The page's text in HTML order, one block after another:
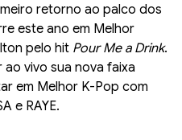
retorno ao palco dos
este ano em Melhor
pelo hit Pour Me a Drink.
vivo sua nova faixa
em Melhor K-Pop com
e RAYE.